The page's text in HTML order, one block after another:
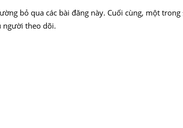
bỏ qua các bài đăng này. Cuối cùng, một
người theo dõi.